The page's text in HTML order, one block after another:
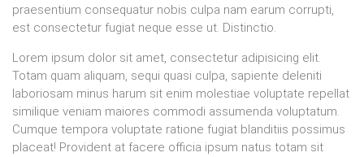
praesentium consequatur nobis culpa nam earum corrupti,
est consectetur fugiat neque esse ut. Distinctio.
Lorem ipsum dolor sit amet, consectetur adipisicing elit.
Totam quam aliquam, sequi quasi culpa, sapiente deleniti
laboriosam minus harum sit enim molestiae voluptate repellat
similique veniam maiores commodi assumenda voluptatum.
Cumque tempora voluptate ratione fugiat blanditiis possimus
placeat! Provident at facere officia ipsum natus totam sit